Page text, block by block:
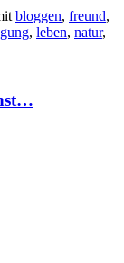
bloggen, freund,
, leben, natur,